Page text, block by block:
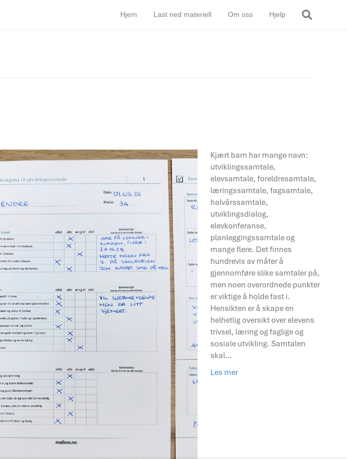
Hjem Last ned materiell Om oss Hjelp
Kjært barn har mange navn:
utviklingssamtale,
elevsamtale, foreldresamtale,
læringssamtale, fagsamtale,
halvårssamtale,
utviklingsdialog,
elevkonferanse,
planleggingssamtale og
mange flere. Det finnes
hundrevis av måter å
gjennomføre slike samtaler på,
men noen overordnede punkter
er viktige å holde fast i.
Hensikten er å skape en
helhetlig oversikt over elevens
trivsel, læring og faglige og
sosiale utvikling. Samtalen
skal…
Les mer